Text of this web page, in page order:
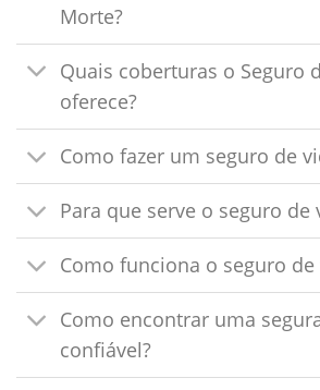
Morte?
Quais coberturas o Seguro
oferece?
Como fazer um seguro de
Para que serve o seguro de
Como funciona o seguro de
Como encontrar uma
confiável?